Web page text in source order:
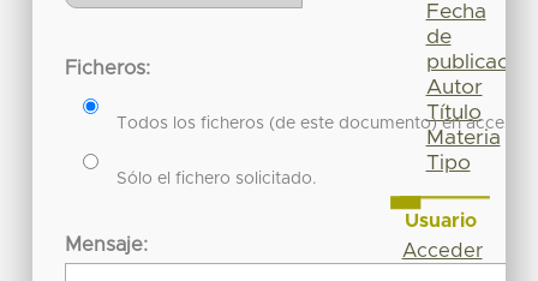
Ficheros:
Todos los ficheros (de este documento) en acceso
Sólo el fichero solicitado.
Mensaje:
Fecha
de
publicación
Autor
Título
Materia
Tipo
Usuario
Acceder